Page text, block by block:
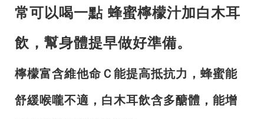
常可以喝一點 蜂蜜檸檬汁加白木耳
飲，幫身體提早做好準備。
檸檬富含維他命Ｃ能提高抵抗力，蜂蜜能
舒緩喉嚨不適，白木耳飲含多醣體，能增